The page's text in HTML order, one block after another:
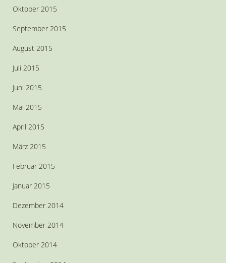
Oktober 2015
September 2015
August 2015
Juli 2015
Juni 2015
Mai 2015
April 2015
März 2015
Februar 2015
Januar 2015
Dezember 2014
November 2014
Oktober 2014